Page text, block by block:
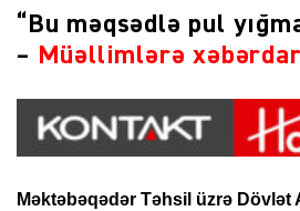
“Bu məqsədlə pul
– Müəllimlərə
Məktəbəqədər Təhsil üzrə